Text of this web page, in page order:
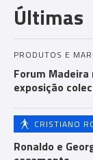
ts
Últimas
PRODUTOS E
Forum
exposição
CRISTIANO
Ronaldo e